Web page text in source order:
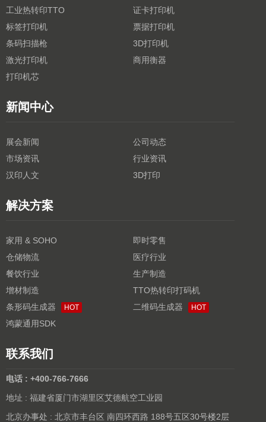
工业热转印TTO
证卡打印机
标签打印机
票据打印机
条码扫描枪
3D打印机
激光打印机
商用衡器
打印机芯
新闻中心
展会新闻
公司动态
市场资讯
行业资讯
汉印人文
3D打印
解决方案
家用 & SOHO
即时零售
仓储物流
医疗行业
餐饮行业
生产制造
增材制造
TTO热转印打码机
条形码生成器
HOT 二维码生成器 HOT
鸿蒙通用SDK
联系我们
电话 : +400-766-7666
地址 : 福建省厦门市湖里区艾德航空工业园
北京办事处 : 北京市丰台区 南四环西路 188号五区30号楼2层